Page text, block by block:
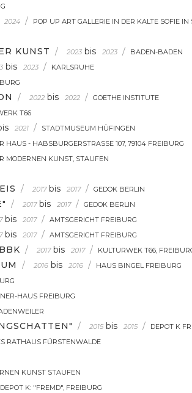
2024 / POP UP ART GALLERIE IN DER KALTE SOFIE IN
KUNST / 2023 bis 2023 / BADEN-BADEN
bis 2023 / KARLSRUHE
/ 2022 bis 2022 / GOETHE INSTITUTE
T66
2021 / STADTMUSEUM HÜFINGEN
HAUS - HABSBURGERSTRASSE 107, 79104 FREIBURG
MODERNEN KUNST, STAUFEN
/ 2017 bis 2017 / GEDOK BERLIN
/ 2017 bis 2017 / GEDOK BERLIN
bis 2017 / AMTSGERICHT FREIBURG
bis 2017 / AMTSGERICHT FREIBURG
/ 2017 bis 2017 / KULTURWEK T66,
/ 2016 bis 2016 / HAUS BINGEL FREIBURG
HAUS FREIBURG
/ 2015 bis 2015 / DEPOT K
RATHAUS FÜRSTENWALDE
KUNST STAUFEN
DEPOT K: "FREMD", FREIBURG